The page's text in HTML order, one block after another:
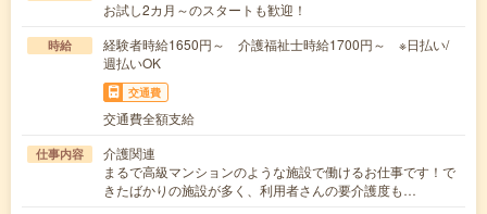
お試し2カ月～のスタートも歓迎！
時給
経験者時給1650円～ 介護福祉士時給1700円～ ※日払い/
週払いOK
交通費
交通費全額支給
仕事内容
介護関連
まるで高級マンションのような施設で働けるお仕事です！で
きたばかりの施設が多く、利用者さんの要介護度も…